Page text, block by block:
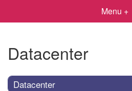
Menu +
Datacenter
Datacenter